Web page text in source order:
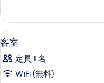
の
写
真
を
表
細
客
室
の
6
客室
定員 1 名
WiFi (無料)